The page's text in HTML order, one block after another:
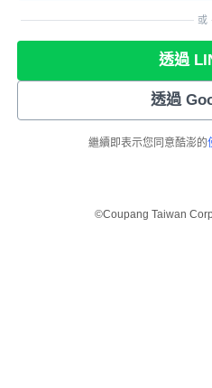
或
透過
透過
繼續即表示您同意酷澎的
©Coupang Taiwan